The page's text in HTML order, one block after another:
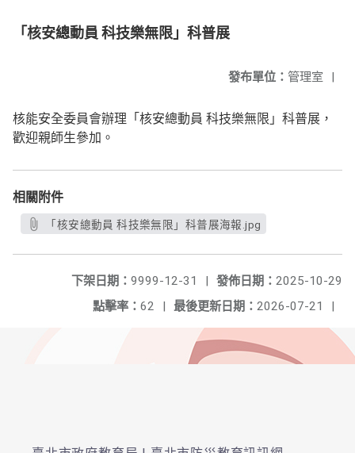
「核安總動員 科技樂無限」科普展
發布單位： 管理室 |
核能安全委員會辦理「核安總動員 科技樂無限」科普展，
歡迎親師生參加。
相關附件
「核安總動員 科技樂無限」科普展海報.jpg
發佈日期： 2025-10-29
下架日期： 9999-12-31
|
最後更新日期： 2026-07-21 |
點擊率： 62 |